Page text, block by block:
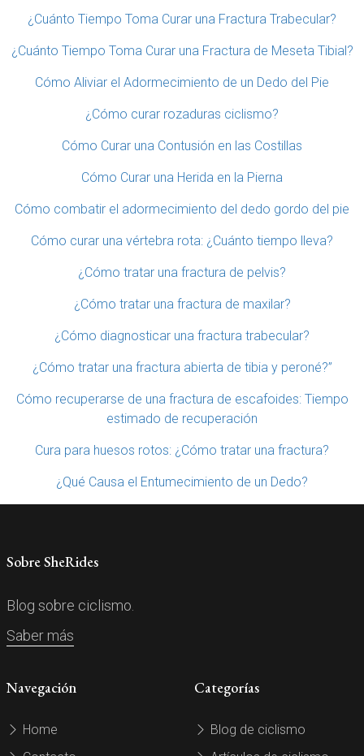
¿Cuánto Tiempo Toma Curar una Fractura Trabecular?
¿Cuánto Tiempo Toma Curar una Fractura de Meseta Tibial?
Cómo Aliviar el Adormecimiento de un Dedo del Pie
¿Cómo curar rozaduras ciclismo?
Cómo Curar una Contusión en las Costillas
Cómo Curar una Herida en la Pierna
Cómo combatir el adormecimiento del dedo gordo del pie
Cómo curar una vértebra rota: ¿Cuánto tiempo lleva?
¿Cómo tratar una fractura de pelvis?
¿Cómo tratar una fractura de maxilar?
¿Cómo diagnosticar una fractura trabecular?
¿Cómo tratar una fractura abierta de tibia y peroné?”
Cómo recuperarse de una fractura de escafoides: Tiempo
estimado de recuperación
Cura para huesos rotos: ¿Cómo tratar una fractura?
¿Qué Causa el Entumecimiento de un Dedo?
Sobre SheRides
Blog sobre ciclismo.
Saber más
Navegación
Home
Categorías
Blog de ciclismo